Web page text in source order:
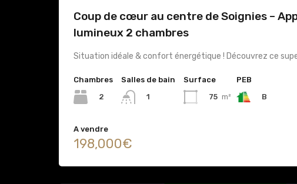
Coup de cœur au centre de Soignies –
lumineux 2 chambres
Situation idéale & confort énergétique ! Découvrez ce
Chambres
2
Salles de bain
1
Surface
75 m²
PEB
B
A vendre
198,000€